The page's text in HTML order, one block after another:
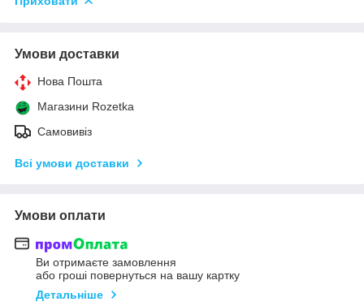
Умови доставки
Нова Пошта
Магазини Rozetka
Самовивіз
Всі умови доставки
Умови оплати
Ви отримаєте замовлення
або гроші повернуться на вашу картку
Детальніше